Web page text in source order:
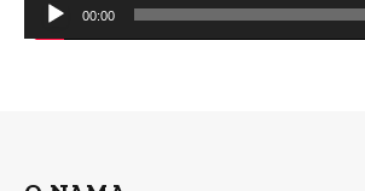
00:00